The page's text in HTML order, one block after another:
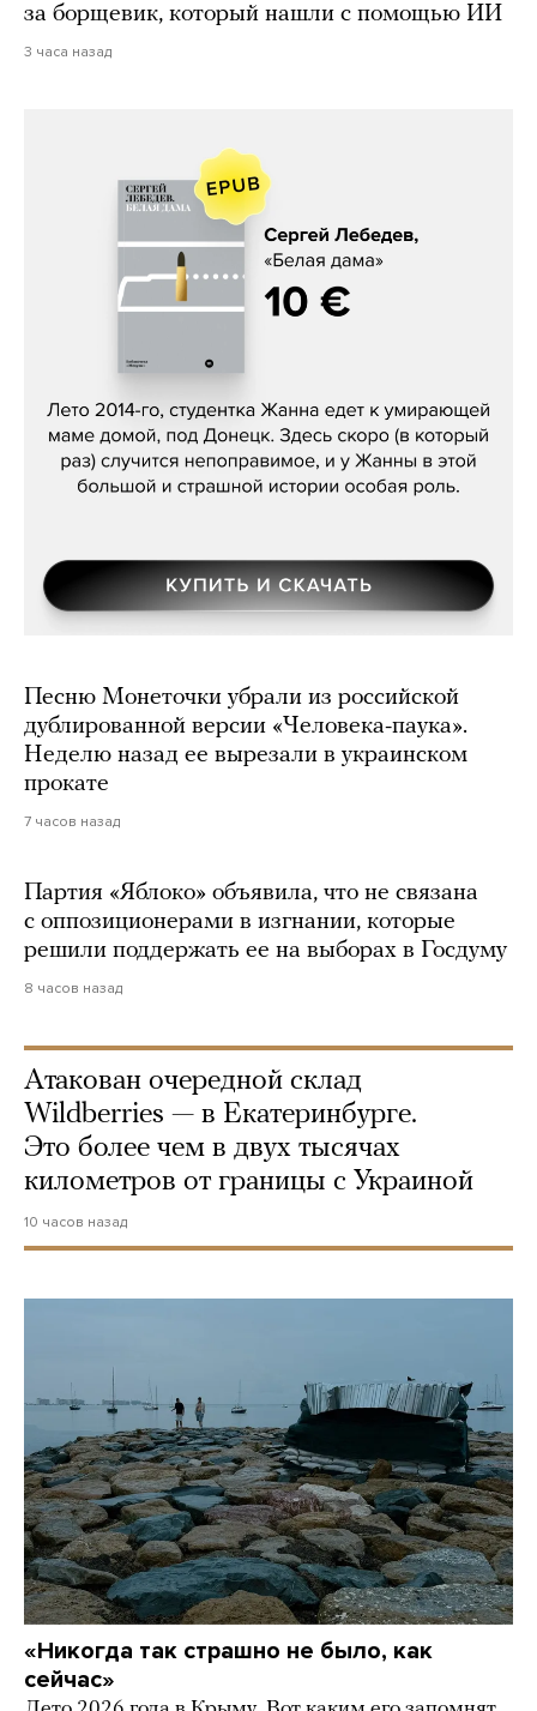
за борщевик, который нашли с помощью ИИ
3 часа назад
Сергей Лебедев, «Белая дама»
Песню Монеточки убрали из российской
дублированной версии «Человека-паука».
Неделю назад ее вырезали в украинском
прокате
7 часов назад
Партия «Яблоко» объявила, что не связана
с оппозиционерами в изгнании, которые
решили поддержать ее на выборах в Госдуму
8 часов назад
Атакован очередной склад
Wildberries — в Екатеринбурге.
Это более чем в двух тысячах
километров от границы с Украиной
10 часов назад
«Никогда так страшно не было, как
сейчас»